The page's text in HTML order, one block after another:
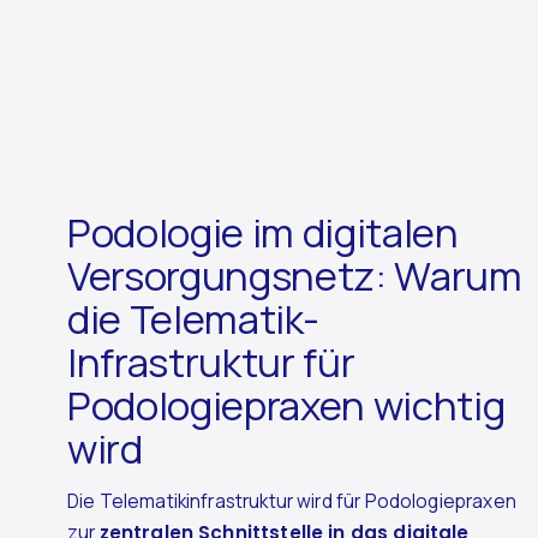
Podologie im digitalen
Versorgungsnetz: Warum
die Telematik-
Infrastruktur für
Podologiepraxen wichtig
wird
Die Telematikinfrastruktur wird für Podologiepraxen
zur zentralen Schnittstelle in das digitale